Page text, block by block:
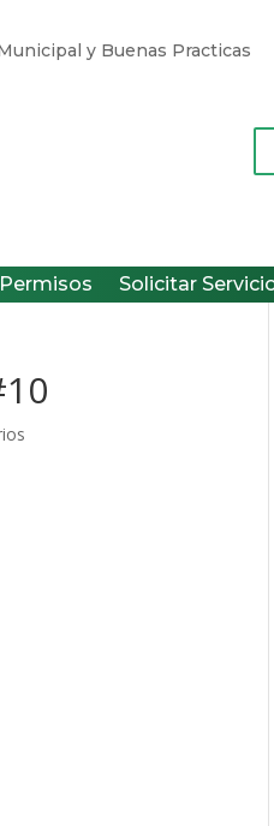
y Buenas Practicas
Solicitar